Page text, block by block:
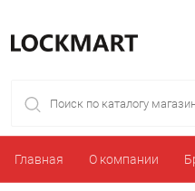
Главная О компании